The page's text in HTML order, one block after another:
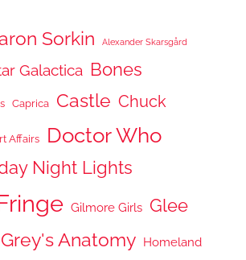
Sorkin Alexander Skarsgård
Galactica Bones
Caprica Castle Chuck
Affairs Doctor Who
Night Lights
Gilmore Girls Glee
Grey's Anatomy Homeland